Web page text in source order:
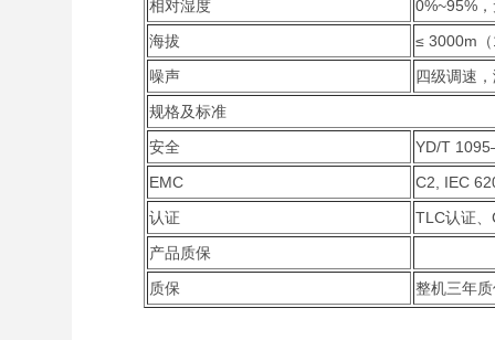
相对湿度
0%~95%
海拔
≤ 3000m
噪声
四级调速
规格及标准
安全
YD/T
EMC
C2, IEC
认证
TLC认证
产品质保
质保
整机三年